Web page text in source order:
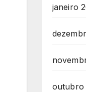
janeiro
outubro